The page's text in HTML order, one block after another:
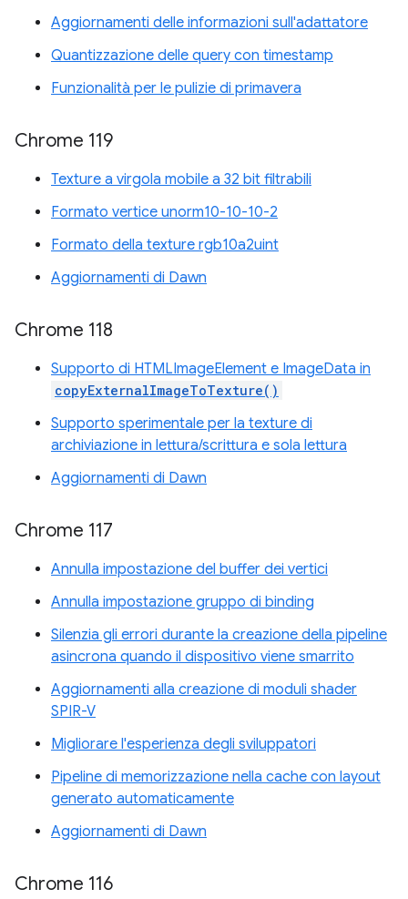
Aggiornamenti delle informazioni sull'adattatore
Quantizzazione delle query con timestamp
Funzionalità per le pulizie di primavera
Chrome 119
Texture a virgola mobile a 32 bit filtrabili
Formato vertice unorm10-10-10-2
Formato della texture rgb10a2uint
Aggiornamenti di Dawn
Chrome 118
Supporto di HTMLImageElement e ImageData in
copyExternalImageToTexture()
Supporto sperimentale per la texture di
archiviazione in lettura/scrittura e sola lettura
Aggiornamenti di Dawn
Chrome 117
Annulla impostazione del buffer dei vertici
Annulla impostazione gruppo di binding
Silenzia gli errori durante la creazione della pipeline
asincrona quando il dispositivo viene smarrito
Aggiornamenti alla creazione di moduli shader
SPIR-V
Migliorare l'esperienza degli sviluppatori
Pipeline di memorizzazione nella cache con layout
generato automaticamente
Aggiornamenti di Dawn
Chrome 116